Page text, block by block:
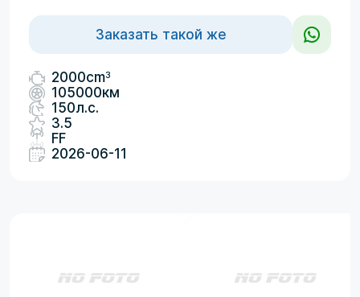
Заказать такой же
2000cm3
105000км
150л.с.
3.5
FF
2026-06-11